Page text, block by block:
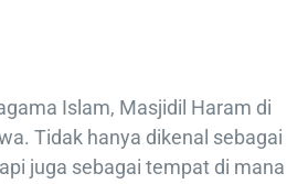
Islam, Masjidil Haram di
Tidak hanya dikenal sebagai
juga sebagai tempat di mana